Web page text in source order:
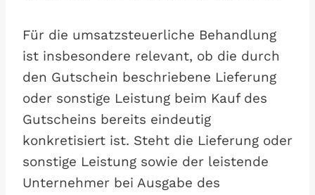
Für die umsatzsteuerliche Behandlung
ist insbesondere relevant, ob die durch
den Gutschein beschriebene Lieferung
oder sonstige Leistung beim Kauf des
Gutscheins bereits eindeutig
konkretisiert ist. Steht die Lieferung oder
sonstige Leistung sowie der leistende
Unternehmer bei Ausgabe des